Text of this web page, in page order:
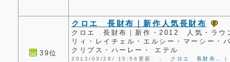
39位
クロエ 長財布｜新作人気長財布
クロエ 長財布｜新作・2012 人気・ラウ
リィ・レイチェル・エルシー・マーシー・
クリプス・ハーレー・ エテル
2012/03/28/ 15:56更新 ： クロエ 長財布…